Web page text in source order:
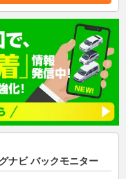
ナビ バックモニター